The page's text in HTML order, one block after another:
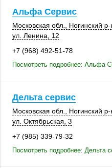
Альфа Сервис
Московская обл. Ногинский р-
ул. Ленина, 12
+7 (968) 492-51-78
Посмотреть подробнее: Альфа
Дельта сервис
Московская обл. Ногинский р-
ул. Октябрьская, 3
+7 (985) 339-79-32
Посмотреть подробнее: Дельта